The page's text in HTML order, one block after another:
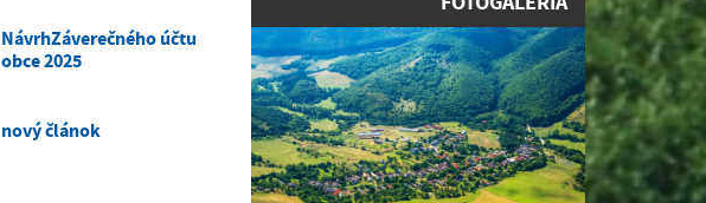
NávrhZáverečného účtu
obce 2025
nový článok